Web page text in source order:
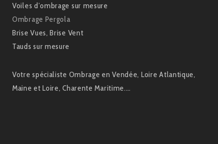
Voiles d’ombrage sur mesure
Ombrage Pergola
Brise Vues, Brise Vent
Tauds sur mesure
Votre spécialiste Ombrage en Vendée, Loire Atlantique,
Maine et Loire, Charente Maritime.…